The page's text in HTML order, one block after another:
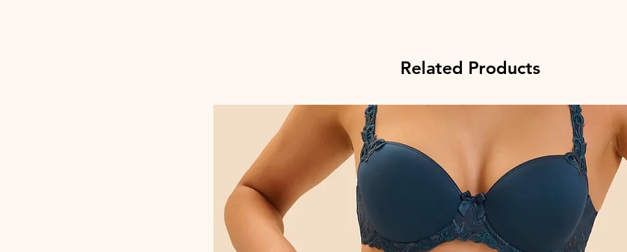
Related Products